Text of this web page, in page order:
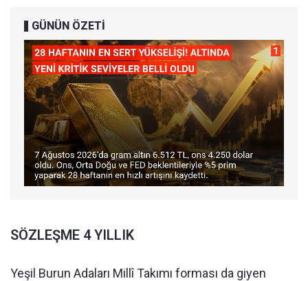
GÜNÜN ÖZETİ
SÖZLEŞME 4 YILLIK
Yeşil Burun Adaları Millî Takımı forması da giyen